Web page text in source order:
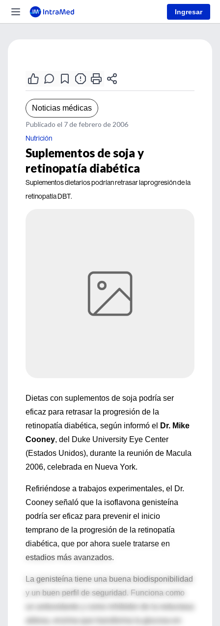
Ingresar
Noticias médicas
Publicado el 7 de febrero de 2006
Nutrición
Suplementos de soja y
retinopatía diabética
Suplementos dietarios podrían retrasar laprogresión de la
retinopatía DBT.
Dietas con suplementos de soja podría ser
eficaz para retrasar la progresión de la
retinopatía diabética, según informó el
Dr. Mike
Cooney, del Duke University Eye Center
(Estados Unidos), durante la reunión de Macula
2006, celebrada en Nueva York.
Refiriéndose a trabajos experimentales, el Dr.
Cooney señaló que la isoflavona genisteína
podría ser eficaz para prevenir el inicio
temprano de la progresión de la retinopatía
diabética, que por ahora suele tratarse en
estadios más avanzados.
La genisteína tiene una buena biodisponibilidad
y un buen perfil de seguridad. Funciona como